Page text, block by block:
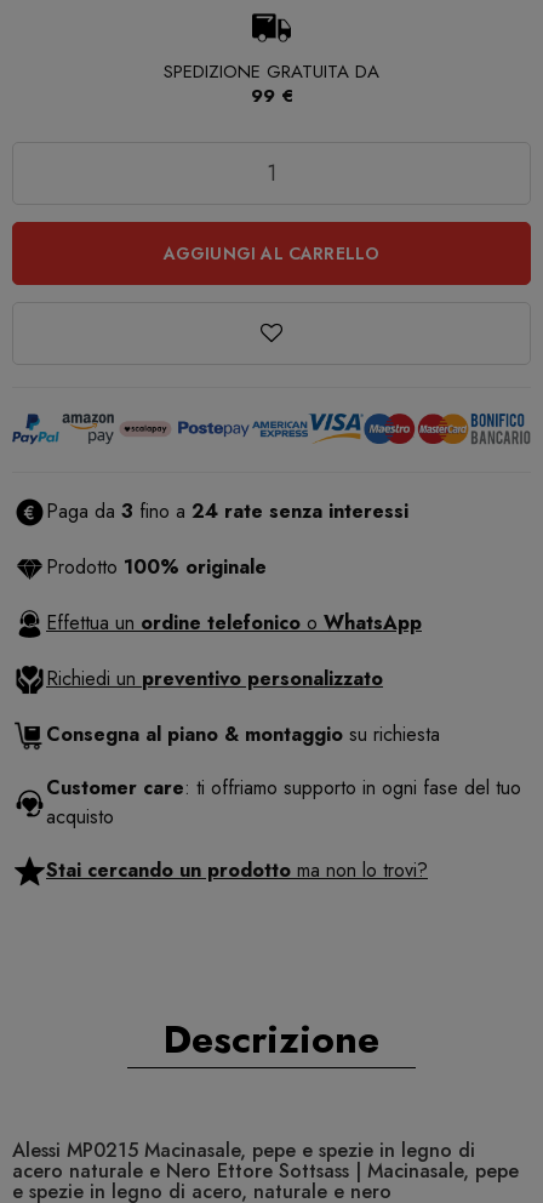
SPEDIZIONE GRATUITA DA
99 €
AGGIUNGI AL CARRELLO
Paga da 3 fino a 24 rate senza interessi
Prodotto 100% originale
Effettua un ordine telefonico o WhatsApp
Richiedi un preventivo personalizzato
Consegna al piano & montaggio su richiesta
Customer care: ti offriamo supporto in ogni fase del tuo
acquisto
Stai cercando un prodotto ma non lo trovi?
Descrizione
Alessi MP0215 Macinasale, pepe e spezie in legno di
acero naturale e Nero Ettore Sottsass | Macinasale, pepe
e spezie in legno di acero, naturale e nero